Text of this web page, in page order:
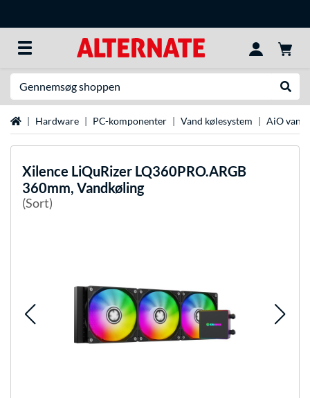
StartsideHardware PC-komponenter Vand kølesystem AiO
Xilence LiQuRizer LQ360PRO.ARGB
360mm, Vandkøling
(Sort)